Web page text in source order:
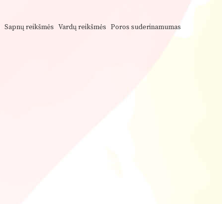
Sapnų reikšmės Vardų reikšmės Poros suderinamumas